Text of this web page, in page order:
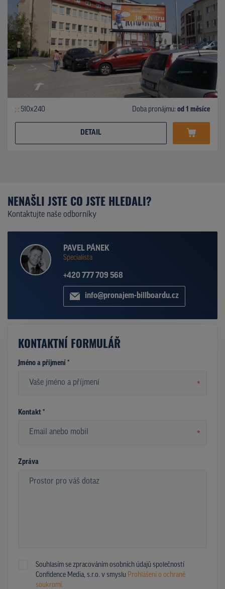
510x240 Doba pronájmu: od 1 měsíce
DETAIL
NENAŠLI JSTE CO JSTE HLEDALI?
Kontaktujte naše odborníky
PAVEL PÁNEK
Specialista
+420 777 709 568
info@pronajem-billboardu.cz
KONTAKTNÍ FORMULÁŘ
Jméno a příjmení *
*
Kontakt *
*
Zpráva
Souhlasím se zpracováním osobních údajů společností
Confidence Media, s.r.o. v smyslu Prohlášení o ochraně
soukromí.